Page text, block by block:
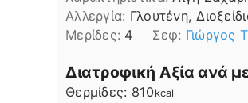
Αλλεργία: Γλουτένη,
Μερίδες: 4 Σεφ: Γιώργος
Διατροφική Αξία ανά
Θερμίδες: 810kcal